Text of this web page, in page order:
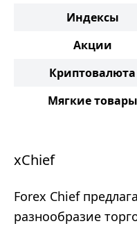
Индексы
Акции
Криптовалюта
Мягкие товары
xChief
Forex Chief
разнообразие